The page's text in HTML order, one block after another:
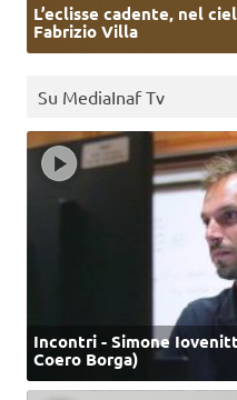
L’eclisse cadente, nel
Fabrizio Villa
Su MediaInaf Tv
Incontri - Simone
Coero Borga)